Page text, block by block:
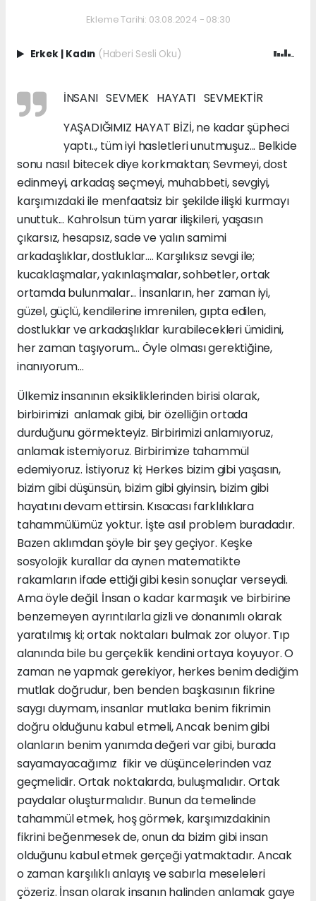
Ekleme Tarihi: 03.08.2024 - 08:30
Erkek Kadın (Haberi Sesli Oku)
İNSANI SEVMEK HAYATI SEVMEKTİR
YAŞADIĞIMIZ HAYAT BİZİ, ne kadar şüpheci
yaptı.., tüm iyi hasletleri unutmuşuz... Belkide
sonu nasıl bitecek diye korkmaktan; Sevmeyi, dost
edinmeyi, arkadaş seçmeyi, muhabbeti, sevgiyi,
karşımızdaki ile menfaatsiz bir şekilde ilişki kurmayı
unuttuk... Kahrolsun tüm yarar ilişkileri, yaşasın
çıkarsız, hesapsız, sade ve yalın samimi
arkadaşlıklar, dostluklar.... Karşılıksız sevgi ile;
kucaklaşmalar, yakınlaşmalar, sohbetler, ortak
ortamda bulunmalar... İnsanların, her zaman iyi,
güzel, güçlü, kendilerine imrenilen, gıpta edilen,
dostluklar ve arkadaşlıklar kurabilecekleri ümidini,
her zaman taşıyorum... Öyle olması gerektiğine,
inanıyorum...
Ülkemiz insanının eksikliklerinden birisi olarak,
birbirimizi anlamak gibi, bir özelliğin ortada
durduğunu görmekteyiz. Birbirimizi anlamıyoruz,
anlamak istemiyoruz. Birbirimize tahammül
edemiyoruz. İstiyoruz ki; Herkes bizim gibi yaşasın,
bizim gibi düşünsün, bizim gibi giyinsin, bizim gibi
hayatını devam ettirsin. Kısacası farklılıklara
tahammülümüz yoktur. İşte asıl problem buradadır.
Bazen aklımdan şöyle bir şey geçiyor. Keşke
sosyolojik kurallar da aynen matematikte
rakamların ifade ettiği gibi kesin sonuçlar verseydi.
Ama öyle değil. İnsan o kadar karmaşık ve birbirine
benzemeyen ayrıntılarla gizli ve donanımlı olarak
yaratılmış ki; ortak noktaları bulmak zor oluyor. Tıp
alanında bile bu gerçeklik kendini ortaya koyuyor. O
zaman ne yapmak gerekiyor, herkes benim dediğim
mutlak doğrudur, ben benden başkasının fikrine
saygı duymam, insanlar mutlaka benim fikrimin
doğru olduğunu kabul etmeli, Ancak benim gibi
olanların benim yanımda değeri var gibi, burada
sayamayacağımız fikir ve düşüncelerinden vaz
geçmelidir. Ortak noktalarda, buluşmalıdır. Ortak
paydalar oluşturmalıdır. Bunun da temelinde
tahammül etmek, hoş görmek, karşımızdakinin
fikrini beğenmesek de, onun da bizim gibi insan
olduğunu kabul etmek gerçeği yatmaktadır. Ancak
o zaman karşılıklı anlayış ve sabırla meseleleri
çözeriz. İnsan olarak insanın halinden anlamak gaye